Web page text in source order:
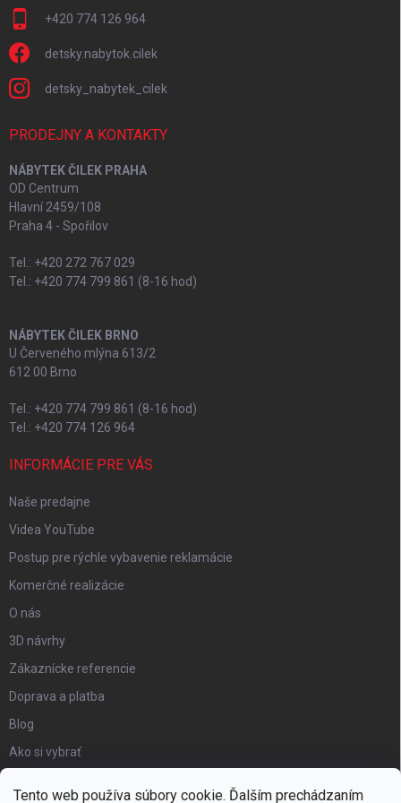
Tento web používa súbory cookie. Ďalším prechádzaním
+420 774 126 964
detsky.nabytok.cilek
detsky_nabytek_cilek
PRODEJNY A KONTAKTY
NÁBYTEK ČILEK PRAHA
OD Centrum
Hlavní 2459/108
Praha 4 - Spořilov
Tel.: +420 272 767 029
Tel.: +420 774 799 861 (8-16 hod)
NÁBYTEK ČILEK BRNO
U Červeného mlýna 613/2
612 00 Brno
Tel.: +420 774 799 861 (8-16 hod)
Tel.: +420 774 126 964
INFORMÁCIE PRE VÁS
Naše predajne
Videa YouTube
Postup pre rýchle vybavenie reklamácie
Komerčné realizácie
O nás
3D návrhy
Zákaznícke referencie
Doprava a platba
Blog
Ako si vybrať